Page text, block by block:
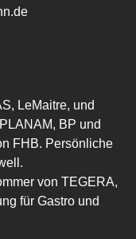
LeMaitre, und
BP und
FHB. Persönliche
von TEGERA,
für Gastro und